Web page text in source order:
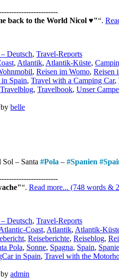
back to the World Nicol ♥" .
Deutsch, Travel-Reports
, Atlantik, Atlantik-Küste,
, Reisen im Womo, Reisen
Spain, Travel with a Camping Car,
Travelblog, Travelbook, Unser
by belle
Sol – Santa #Pola – #Spanien #
. Read more... (748 words &
Deutsch, Travel-Reports
Coast, Atlantik, Atlantik-
, Reiseberichte, Reiseblog,
Pola, Sonne, Spagna, Spain,
in Spain, Travel with the
by admin